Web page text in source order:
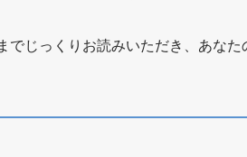
でじっくりお読みいただき、あなた